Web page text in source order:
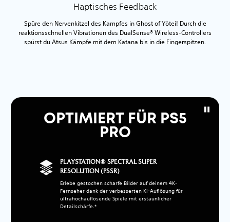
Haptisches Feedback
Spüre den Nervenkitzel des Kampfes in Ghost of Yōtei! Durch die
reaktionsschnellen Vibrationen des DualSense® Wireless-Controllers
spürst du Atsus Kämpfe mit dem Katana bis in die Fingerspitzen.
OPTIMIERT FÜR PS5
PRO
PLAYSTATION® SPECTRAL SUPER
RESOLUTION (PSSR)
Erlebe gestochen scharfe Bilder auf deinem 4K-
Fernseher dank der verbesserten KI-Auflösung für
ultrahochauflösende Spiele mit erstaunlicher
Detailschärfe.*